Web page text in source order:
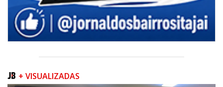
+ VISUALIZADAS